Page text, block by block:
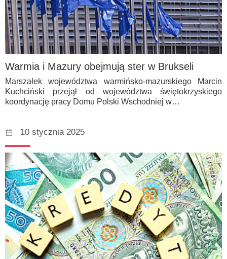
Warmia i Mazury obejmują ster w Brukseli
Marszałek województwa warmińsko-mazurskiego Marcin
Kuchciński przejął od województwa świętokrzyskiego
koordynację pracy Domu Polski Wschodniej w…
10 stycznia 2025